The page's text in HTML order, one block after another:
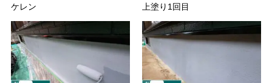
ケレン 上塗り1回目